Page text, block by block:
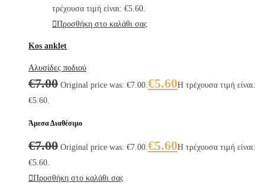
τρέχουσα τιμή είναι: €5.60.
Προσθήκη στο καλάθι σας
Kos anklet
Αλυσίδες ποδιού
€7.00 Original price was: €7.00.€5.60Η τρέχουσα τιμή είναι:
€5.60.
Άμεσα Διαθέσιμο
€7.00 Original price was: €7.00.€5.60Η τρέχουσα τιμή είναι:
€5.60.
Προσθήκη στο καλάθι σας